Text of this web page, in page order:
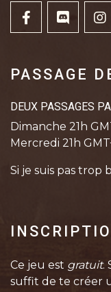
PASSAGE
DEUX PASSAGES
Dimanche 21h
Mercredi 21h
Si je suis pas trop
Ce jeu est gratuit.
suffit de te créer